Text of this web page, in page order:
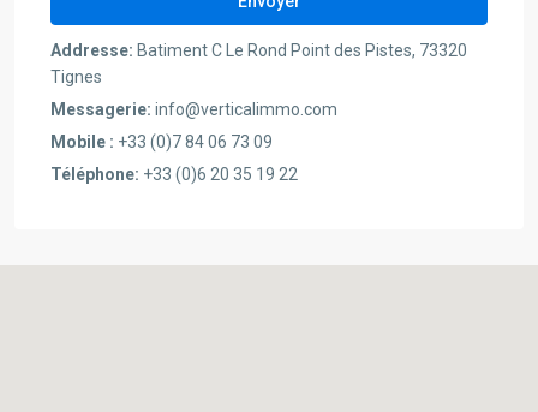
Addresse: Batiment C Le Rond Point des Pistes, 73320
Tignes
Messagerie: info@verticalimmo.com
Mobile : +33 (0)7 84 06 73 09
Téléphone: +33 (0)6 20 35 19 22